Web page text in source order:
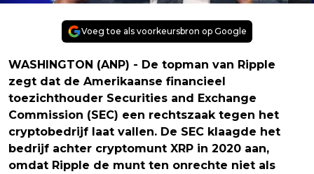
Voeg toe als voorkeursbron op Google
WASHINGTON (ANP) - De topman van Ripple
zegt dat de Amerikaanse financieel
toezichthouder Securities and Exchange
Commission (SEC) een rechtszaak tegen het
cryptobedrijf laat vallen. De SEC klaagde het
bedrijf achter cryptomunt XRP in 2020 aan,
omdat Ripple de munt ten onrechte niet als